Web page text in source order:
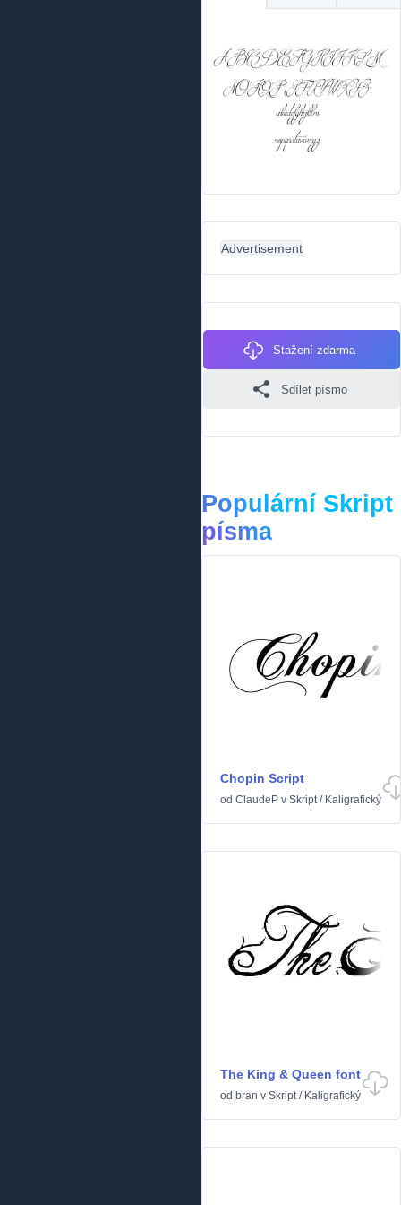
Advertisement
Stažení zdarma
Sdílet písmo
Populární Skript
písma
Chopin Script
od ClaudeP v Skript/ Kaligrafický
The King & Queen font
od bran v Skript/ Kaligrafický